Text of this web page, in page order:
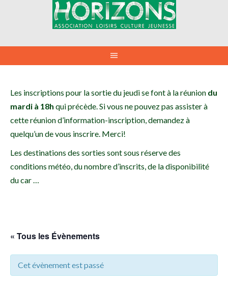
Les inscriptions pour la sortie du jeudi se font à la réunion du
mardi à 18h qui précède. Si vous ne pouvez pas assister à
cette réunion d’information-inscription, demandez à
quelqu’un de vous inscrire. Merci!
Les destinations des sorties sont sous réserve des
conditions météo, du nombre d’inscrits, de la disponibilité
du car …
« Tous les Évènements
Cet évènement est passé